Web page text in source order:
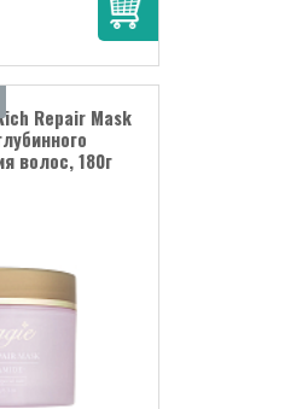
Repair Mask
волос, 180г